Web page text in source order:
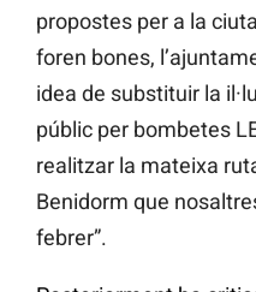
propostes per a la
foren bones,
idea de substituir la
públic per bombetes
realitzar la mateixa
Benidorm que
febrer”.